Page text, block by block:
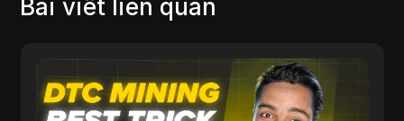
Bài viết liên quan